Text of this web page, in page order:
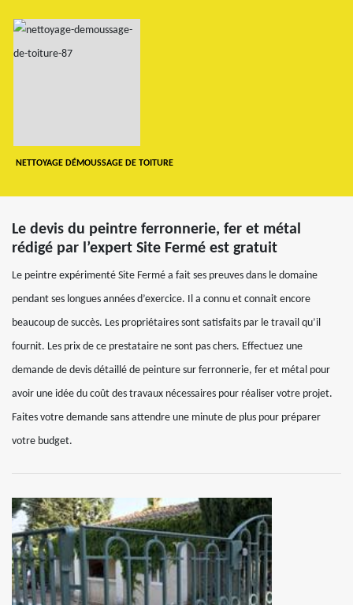
NETTOYAGE DÉMOUSSAGE DE TOITURE
Le devis du peintre ferronnerie, fer et métal
rédigé par l’expert Site Fermé est gratuit
Le peintre expérimenté Site Fermé a fait ses preuves dans le domaine
pendant ses longues années d’exercice. Il a connu et connait encore
beaucoup de succès. Les propriétaires sont satisfaits par le travail qu’il
fournit. Les prix de ce prestataire ne sont pas chers. Effectuez une
demande de devis détaillé de peinture sur ferronnerie, fer et métal pour
avoir une idée du coût des travaux nécessaires pour réaliser votre projet.
Faites votre demande sans attendre une minute de plus pour préparer
votre budget.